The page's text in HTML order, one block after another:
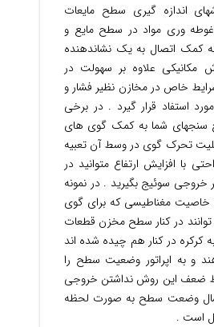
اندازه گیری سطح مایعات
وری مواد در سطح مایع و
کمک اتصال به یک نشاندهنده
علاوه بر سهولت در
خاص در مخازن نظیر فشار و
استفاد قرار گیرد . در برخی
سنجهای شما به کمک گوی های
تحرک گوی در وسط آن تعبیه
با افزایش ارتفاع متوانید در
خروجی سوئیج بگیرید . در نمونه
خاصیت مغناطیسی که برای گوی
در کنار سطح مخزن قطعات
کرکره در کنار هم چیده شده اند
و به اپراتور وضعیت سطح را
ضعف این روش نداشتن خروجی
وضعت سطح به صورت لحظه
است .